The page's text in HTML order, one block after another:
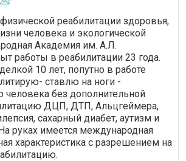
реабилитации здоровья,
человека и экологической
Академия им. А.Л.
работы в реабилитации 23 года.
10 лет, попутно в работе
ставлю на ноги -
человека без дополнительной
ДЦП, ДТП, Альцгеймера,
сахарный диабет, аутизм и
руках имеется международная
характеристика с разрешением на